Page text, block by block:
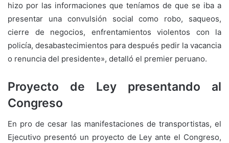
hizo por las informaciones que teníamos de que se iba a
presentar una convulsión social como robo, saqueos,
cierre de negocios, enfrentamientos violentos con la
policía, desabastecimientos para después pedir la vacancia
o renuncia del presidente», detalló el premier peruano.
Proyecto de Ley presentando al
Congreso
En pro de cesar las manifestaciones de transportistas, el
Ejecutivo presentó un proyecto de Ley ante el Congreso,